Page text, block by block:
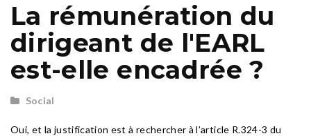
La rémunération du
dirigeant de l'EARL
est-elle encadrée ?
Social
Oui, et la justification est à rechercher à l’article R.324-3 du